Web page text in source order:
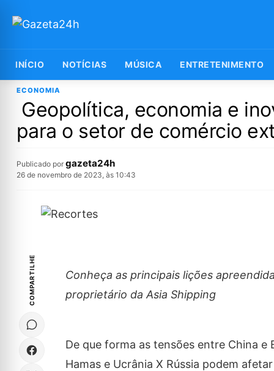
INÍCIO NOTÍCIAS MÚSICA ENTRETENIMENTO
ECONOMIA
Geopolítica, economia e
para o setor de comércio
Publicado por gazeta24h
26 de novembro de 2023, às 10:43
COMPARTILHE
Conheça as principais lições
proprietário da Asia Shipping
De que forma as tensões entre China e
Hamas e Ucrânia X Rússia podem